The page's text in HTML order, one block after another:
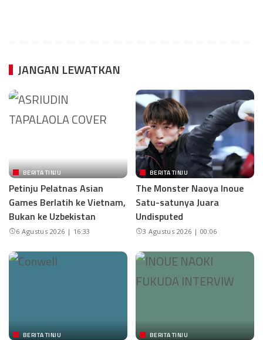
JANGAN LEWATKAN
BERITA TINJU
Petinju Pelatnas Asian
Games Berlatih ke Vietnam,
Bukan ke Uzbekistan
6 Agustus 2026 | 16:33
BERITA TINJU
The Monster Naoya Inoue
Satu-satunya Juara
Undisputed
3 Agustus 2026 | 00:06
BERITA TINJU BERITA TINJU